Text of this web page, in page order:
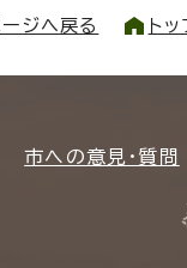
ジへ戻る ト
市への意見・質問